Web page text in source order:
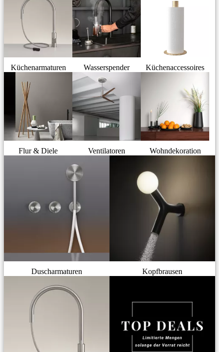
Küchenarmaturen Wasserspender Küchenaccessoires
Flur & Diele Ventilatoren Wohndekoration
Duscharmaturen Kopfbrausen